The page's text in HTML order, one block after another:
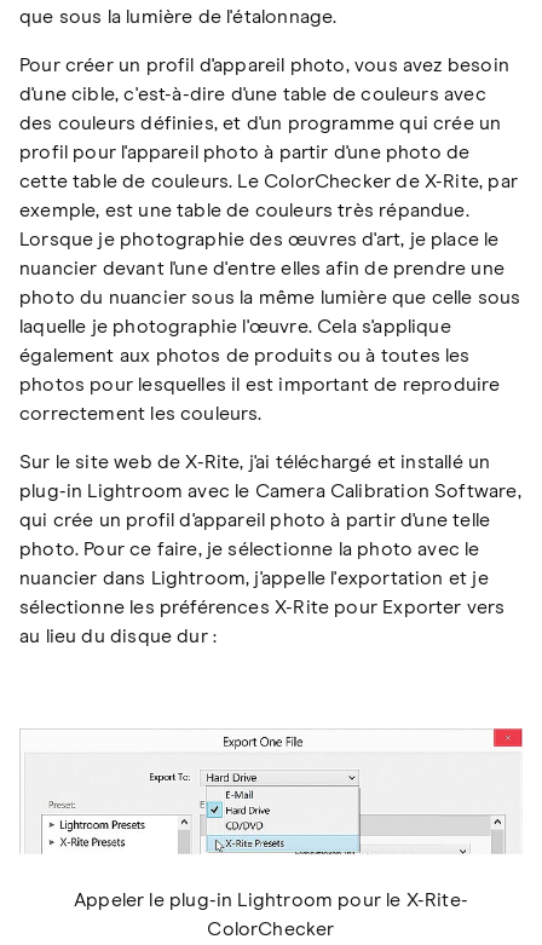
que sous la lumière de l'étalonnage.
Pour créer un profil d'appareil photo, vous avez besoin
d'une cible, c'est-à-dire d'une table de couleurs avec
des couleurs définies, et d'un programme qui crée un
profil pour l'appareil photo à partir d'une photo de
cette table de couleurs. Le ColorChecker de X-Rite, par
exemple, est une table de couleurs très répandue.
Lorsque je photographie des œuvres d'art, je place le
nuancier devant l'une d'entre elles afin de prendre une
photo du nuancier sous la même lumière que celle sous
laquelle je photographie l'œuvre. Cela s'applique
également aux photos de produits ou à toutes les
photos pour lesquelles il est important de reproduire
correctement les couleurs.
Sur le site web de X-Rite, j'ai téléchargé et installé un
plug-in Lightroom avec le Camera Calibration Software,
qui crée un profil d'appareil photo à partir d'une telle
photo. Pour ce faire, je sélectionne la photo avec le
nuancier dans Lightroom, j'appelle l'exportation et je
sélectionne les préférences X-Rite pour Exporter vers
au lieu du disque dur :
Appeler le plug-in Lightroom pour le X-Rite-
ColorChecker